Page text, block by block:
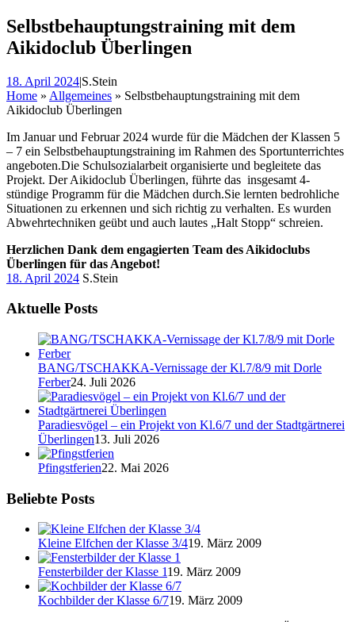
Selbstbehauptungstraining mit dem
Aikidoclub Überlingen
18. April 2024|S.Stein
Home » Allgemeines » Selbstbehauptungstraining mit dem
Aikidoclub Überlingen
Im Januar und Februar 2024 wurde für die Mädchen der Klassen 5
– 7 ein Selbstbehauptungstraining im Rahmen des Sportunterrichtes
angeboten.Die Schulsozialarbeit organisierte und begleitete das
Projekt. Der Aikidoclub Überlingen, führte das insgesamt 4-
stündige Programm für die Mädchen durch.Sie lernten bedrohliche
Situationen zu erkennen und sich richtig zu verhalten. Es wurden
Abwehrtechniken geübt und auch lautes „Halt Stopp“ schreien.
Herzlichen Dank dem engagierten Team des Aikidoclubs
Überlingen für das Angebot!
18. April 2024 S.Stein
Aktuelle Posts
BANG/TSCHAKKA-Vernissage der Kl.7/8/9 mit Dorle
Ferber24. Juli 2026
Paradiesvögel – ein Projekt von Kl.6/7 und der Stadtgärtnerei
Überlingen13. Juli 2026
Pfingstferien22. Mai 2026
Beliebte Posts
Kleine Elfchen der Klasse 3/419. März 2009
Fensterbilder der Klasse 119. März 2009
Kochbilder der Klasse 6/719. März 2009